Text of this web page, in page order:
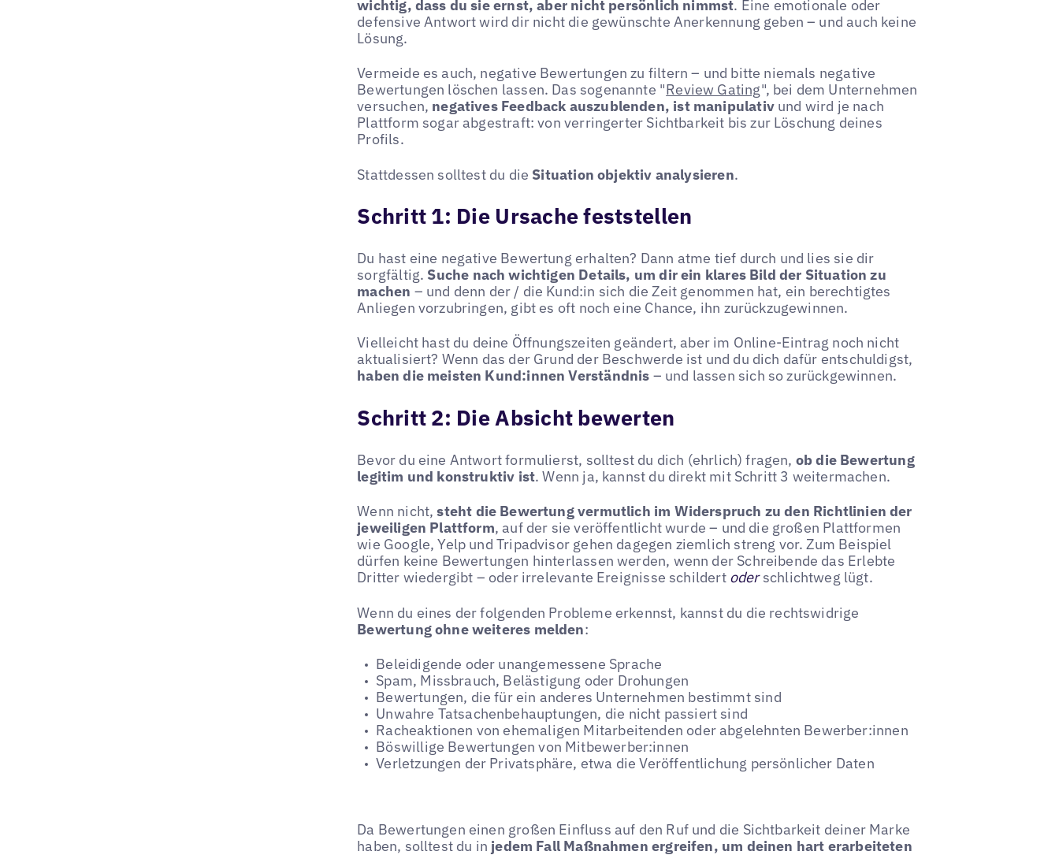
wichtig, dass du sie ernst, aber nicht persönlich nimmst. Eine emotionale oder
defensive Antwort wird dir nicht die gewünschte Anerkennung geben – und auch keine
Lösung.
Vermeide es auch, negative Bewertungen zu filtern – und bitte niemals negative
Bewertungen löschen lassen. Das sogenannte "Review Gating", bei dem Unternehmen
versuchen, negatives Feedback auszublenden, ist manipulativ und wird je nach
Plattform sogar abgestraft: von verringerter Sichtbarkeit bis zur Löschung deines
Profils.
Stattdessen solltest du die Situation objektiv analysieren.
Schritt 1: Die Ursache feststellen
Du hast eine negative Bewertung erhalten? Dann atme tief durch und lies sie dir
sorgfältig. Suche nach wichtigen Details, um dir ein klares Bild der Situation zu
machen – und denn der / die Kund:in sich die Zeit genommen hat, ein berechtigtes
Anliegen vorzubringen, gibt es oft noch eine Chance, ihn zurückzugewinnen.
Vielleicht hast du deine Öffnungszeiten geändert, aber im Online-Eintrag noch nicht
aktualisiert? Wenn das der Grund der Beschwerde ist und du dich dafür entschuldigst,
haben die meisten Kund:innen Verständnis – und lassen sich so zurückgewinnen.
Schritt 2: Die Absicht bewerten
Bevor du eine Antwort formulierst, solltest du dich (ehrlich) fragen, ob die Bewertung
legitim und konstruktiv ist. Wenn ja, kannst du direkt mit Schritt 3 weitermachen.
Wenn nicht,steht die Bewertung vermutlich im Widerspruch zu den Richtlinien der
jeweiligen Plattform, auf der sie veröffentlicht wurde – und die großen Plattformen
wie Google, Yelp und Tripadvisor gehen dagegen ziemlich streng vor. Zum Beispiel
dürfen keine Bewertungen hinterlassen werden, wenn der Schreibende das Erlebte
Dritter wiedergibt – oder irrelevante Ereignisse schildert oderschlichtweg lügt.
Wenn du eines der folgenden Probleme erkennst, kannst du die rechtswidrige
Bewertung ohne weiteres melden:
Beleidigende oder unangemessene Sprache
Spam, Missbrauch, Belästigung oder Drohungen
Bewertungen, die für ein anderes Unternehmen bestimmt sind
Unwahre Tatsachenbehauptungen, die nicht passiert sind
Racheaktionen von ehemaligen Mitarbeitenden oder abgelehnten Bewerber:innen
Böswillige Bewertungen von Mitbewerber:innen
Verletzungen der Privatsphäre, etwa die Veröffentlichung persönlicher Daten
Da Bewertungen einen großen Einfluss auf den Ruf und die Sichtbarkeit deiner Marke
haben, solltest du in jedem Fall Maßnahmen ergreifen, um deinen hart erarbeiteten